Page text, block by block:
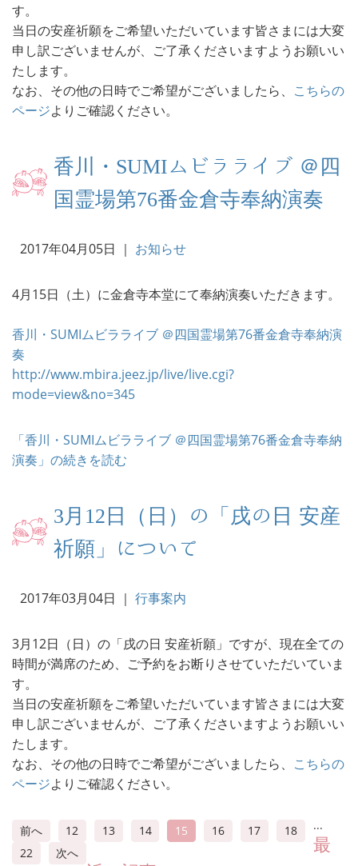
す。
当日の安産祈願をご希望いただいています皆さまには大変
申し訳ございませんが、ご了承くださいますようお願いい
たします。
なお、その他の日時でご希望がございましたら、 こちらの
ページよりご確認ください。
香川・SUMIムビラライブ ＠四
国霊場第76番金倉寺奉納演奏
2017年04月05日 ｜ お知らせ
4月15日（土）に金倉寺本堂にて奉納演奏いただきます。
香川・SUMIムビラライブ ＠四国霊場第76番金倉寺奉納演
奏
http://www.mbira.jeez.jp/live/live.cgi?
mode=view&no=345
「香川・SUMIムビラライブ ＠四国霊場第76番金倉寺奉納
演奏」の続きを読む
3月12日（日）の「戌の日 安産
祈願」について
2017年03月04日 ｜ 行事案内
3月12日（日）の「戌の日 安産祈願」ですが、現在全ての
時間が満席のため、ご予約をお断りさせていただいていま
す。
当日の安産祈願をご希望いただいています皆さまには大変
申し訳ございませんが、ご了承くださいますようお願いい
たします。
なお、その他の日時でご希望がございましたら、 こちらの
ページよりご確認ください。
前へ 12 13 14 15 16 17 18
...
22
次へ
最